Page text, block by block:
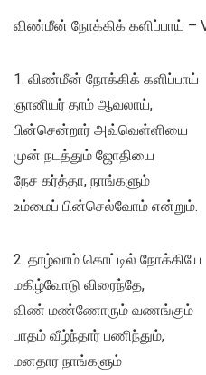
விண்மீன் நோக்கிக் களிப்பாய் –
1. விண்மீன் நோக்கிக் களிப்பாய்
ஞானியர் தாம் ஆவலாய்,
பின்சென்றார் அவ்வெள்ளியை
முன் நடத்தும் ஜோதியை
நேச கர்த்தா, நாங்களும்
உம்மைப் பின்செல்வோம் என்றும்.
2. தாழ்வாம் கொட்டில் நோக்கியே
மகிழ்வோடு விரைந்தே,
விண் மண்ணோரும் வணங்கும்
பாதம் வீழ்ந்தார் பணிந்தும்,
மனதார நாங்களும்